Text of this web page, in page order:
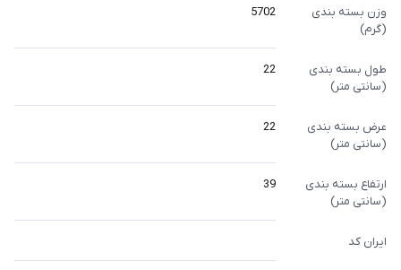
وزن بسته بندی
(گرم)
5702
طول بسته بندی
(سانتی متر)
22
عرض بسته بندی
(سانتی متر)
22
ارتفاع بسته بندی
(سانتی متر)
39
ایران کد